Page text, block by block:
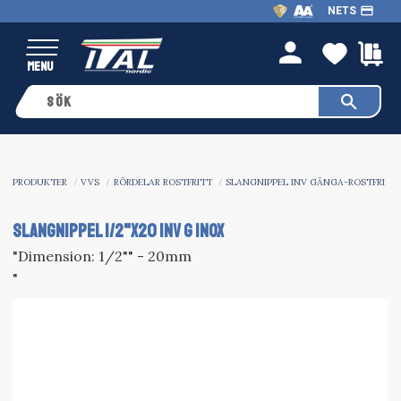
Meny
NETS payment
person
PRODUKTER VVS RÖRDELAR ROSTFRITT SLANGNIPPEL INV GÄNGA-ROSTFRI
SLANGNIPPEL 1/2"x20 INV G INOX
"Dimension: 1/2"" - 20mm
"